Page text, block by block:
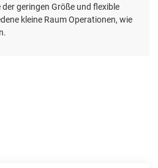
geringen Größe und flexible
kleine Raum Operationen, wie